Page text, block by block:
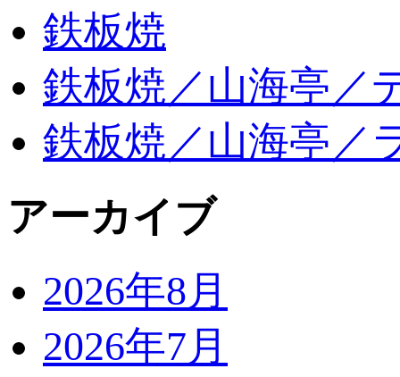
鉄板焼
鉄板焼／山海亭／
鉄板焼／山海亭／
アーカイブ
2026年8月
2026年7月